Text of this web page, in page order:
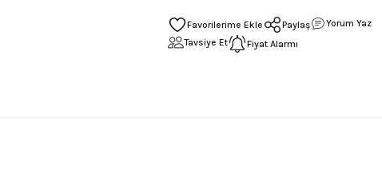
Paylaş
Yorum Yaz
Tavsiye Et
Fiyat Alarmı